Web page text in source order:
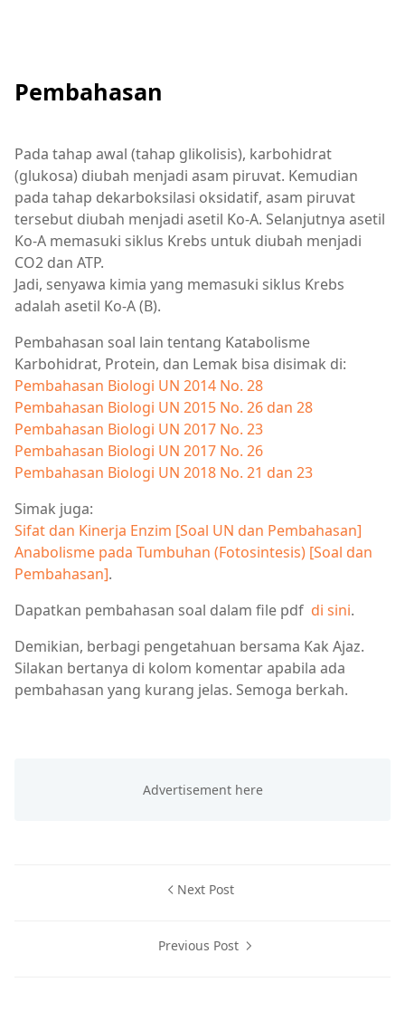
Pembahasan
Pada tahap awal (tahap glikolisis), karbohidrat
(glukosa) diubah menjadi asam piruvat. Kemudian
pada tahap dekarboksilasi oksidatif, asam piruvat
tersebut diubah menjadi asetil Ko-A. Selanjutnya asetil
Ko-A memasuki siklus Krebs untuk diubah menjadi
CO2 dan ATP.
Jadi, senyawa kimia yang memasuki siklus Krebs
adalah asetil Ko-A (B).
Pembahasan soal lain tentang Katabolisme
Karbohidrat, Protein, dan Lemak bisa disimak di:
Pembahasan Biologi UN 2014 No. 28
Pembahasan Biologi UN 2015 No. 26 dan 28
Pembahasan Biologi UN 2017 No. 23
Pembahasan Biologi UN 2017 No. 26
Pembahasan Biologi UN 2018 No. 21 dan 23
Simak juga:
Sifat dan Kinerja Enzim [Soal UN dan Pembahasan]
Anabolisme pada Tumbuhan (Fotosintesis) [Soal dan
Pembahasan].
Dapatkan pembahasan soal dalam file pdf di sini.
Demikian, berbagi pengetahuan bersama Kak Ajaz.
Silakan bertanya di kolom komentar apabila ada
pembahasan yang kurang jelas. Semoga berkah.
Next Post
Previous Post